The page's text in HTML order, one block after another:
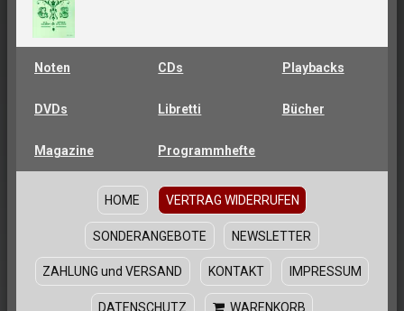
Noten CDs Playbacks
DVDs Libretti Bücher
Magazine Programmhefte
HOME VERTRAG WIDERRUFEN
SONDERANGEBOTE NEWSLETTER
ZAHLUNG und VERSAND KONTAKT IMPRESSUM
DATENSCHUTZ WARENKORB